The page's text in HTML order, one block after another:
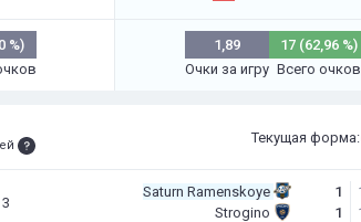
%)
1,89
Очки за игру
17 (62,96 %)
Всего очков
Текущая форма:
Saturn Ramenskoye
Strogino
1
1